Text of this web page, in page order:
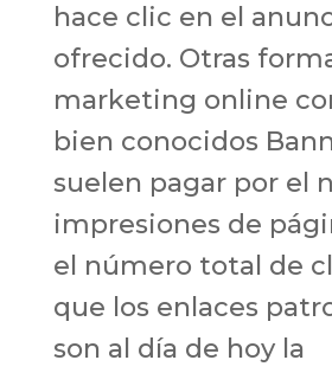
hace clic en el
ofrecido. Otras
marketing online
bien conocidos
suelen pagar por el
impresiones de
el número total de
que los enlaces
son al día de hoy la